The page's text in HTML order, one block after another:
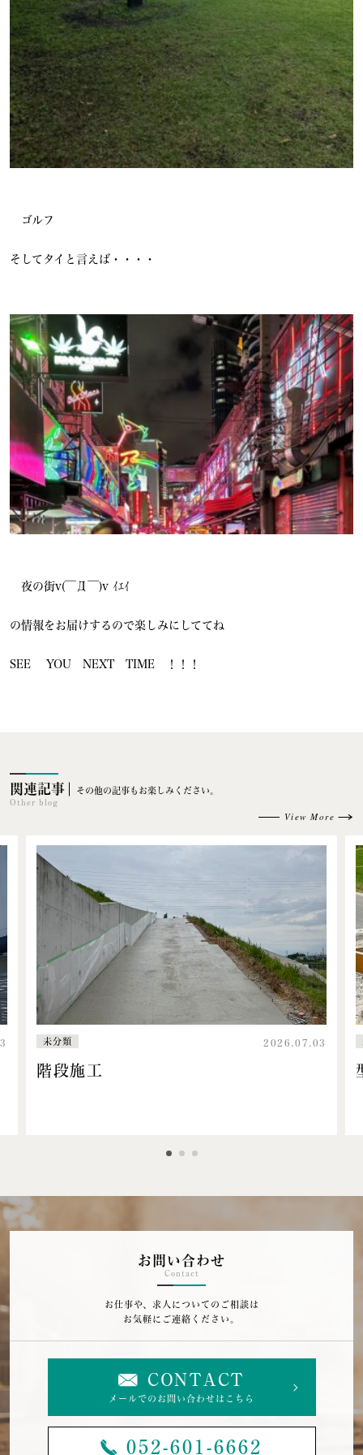
ゴルフ
そしてタイと言えば・・・・
夜の街v(￣Д￣)v ｲｴｲ
の情報をお届けするので楽しみにしててね
SEE YOU NEXT TIME ！！！
関連記事
Other blog
その他の記事もお楽しみください。
View More
未分類 2026.07.03
階段施工
お問い合わせ
Contact
お仕事や、求人についてのご相談は
お気軽にご連絡ください。
CONTACT
メールでのお問い合わせはこちら
052-601-6662